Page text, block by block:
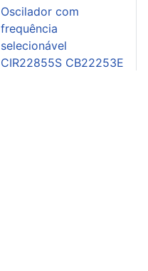
Oscilador com
frequência
selecionável
CIR22855S CB22253E